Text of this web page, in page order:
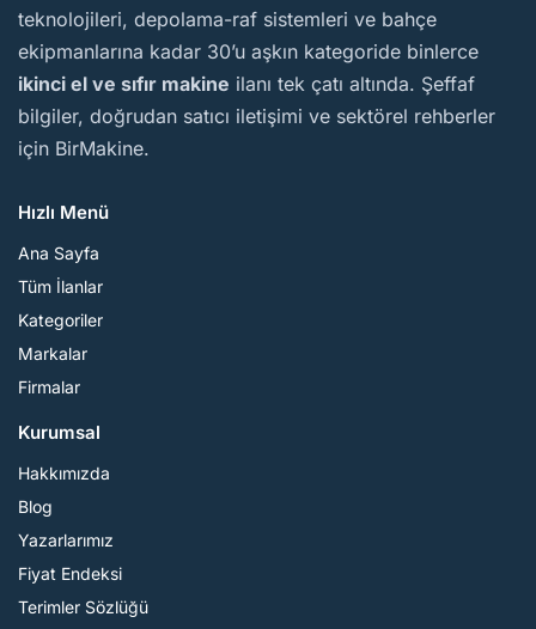
teknolojileri, depolama-raf sistemleri ve bahçe
ekipmanlarına kadar 30’u aşkın kategoride binlerce
ikinci el ve sıfır makine ilanı tek çatı altında. Şeffaf
bilgiler, doğrudan satıcı iletişimi ve sektörel rehberler
için BirMakine.
Hızlı Menü
Ana Sayfa
Tüm İlanlar
Kategoriler
Markalar
Firmalar
Kurumsal
Hakkımızda
Blog
Yazarlarımız
Fiyat Endeksi
Terimler Sözlüğü